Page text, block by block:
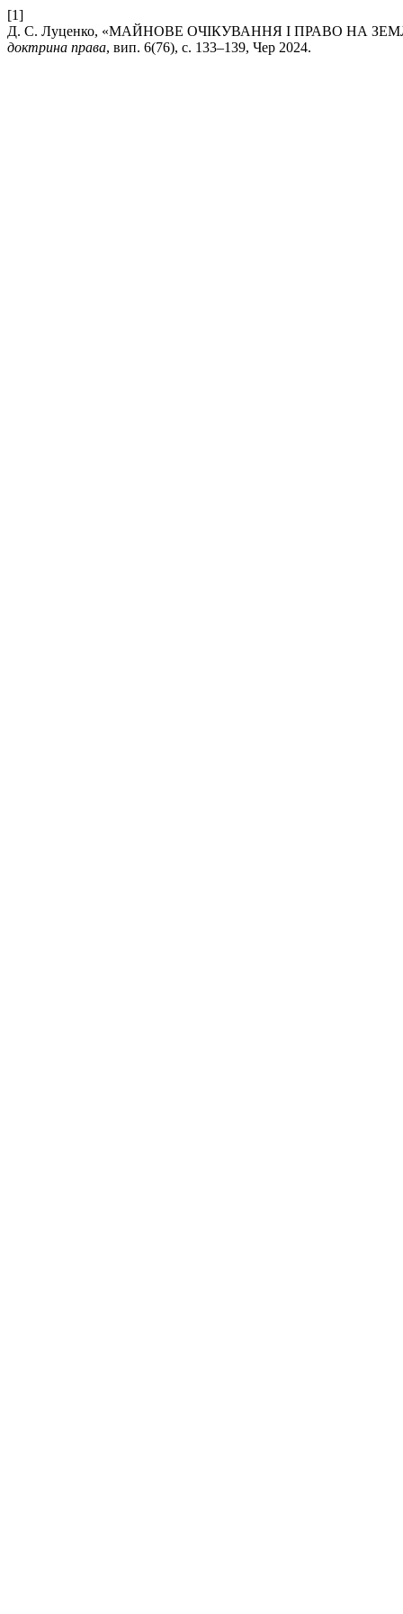
[1]
Д. С. Луценко, «МАЙНОВЕ ОЧІКУВАННЯ І ПРАВО НА
доктрина права, вип. 6(76), с. 133–139, Чер 2024.